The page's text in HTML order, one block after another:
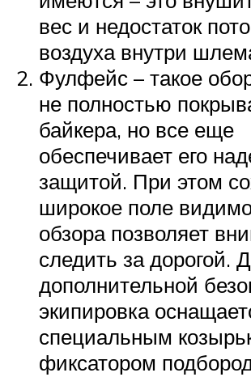
вес и недостаток
воздуха внутри
Фулфейс – такое
не полностью
байкера, но все еще
обеспечивает его
защитой. При этом
широкое поле
обзора позволяет
следить за дорогой.
дополнительной
экипировка
специальным
фиксатором